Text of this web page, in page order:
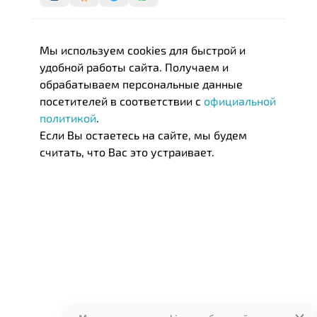
Мы используем cookies для быстрой и
удобной работы сайта. Получаем и
обрабатываем персональные данные
посетителей в соответствии с официальной
политикой
Если Вы остаетесь на сайте, мы будем
считать, что Вас это устраивает.